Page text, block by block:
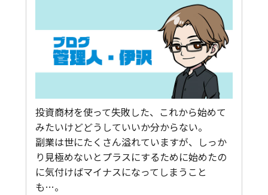
投資商材を使って失敗した、これから始めて
みたいけどどうしていいか分からない。
副業は世にたくさん溢れていますが、しっか
り見極めないとプラスにするために始めたの
に気付けばマイナスになってしまうこと
も…。